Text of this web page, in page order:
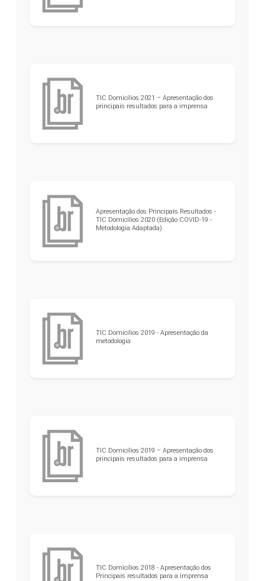
TIC Domicílios 2021 – Apresentação dos
principais resultados para a imprensa
Apresentação dos Principais Resultados -
TIC Domicílios 2020 (Edição COVID-19 -
Metodologia Adaptada)
TIC Domicílios 2019 - Apresentação da
metodologia
TIC Domicílios 2019 – Apresentação dos
principais resultados para a imprensa
TIC Domicílios 2018 - Apresentação dos
Principais resultados para a imprensa